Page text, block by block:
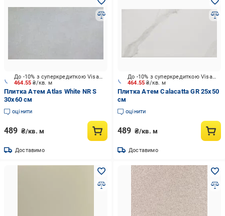
464.55₴/кв. м
До -10% з суперкредиткою Visa Вигода
Плитка Атем Atlas White NR S
30x60 см
оцінити
489 ₴/кв. м
Доставимо
464.55₴/кв. м
До -10% з суперкредиткою Visa Вигода
Плитка Атем Calacatta GR 25х50
см
оцінити
489 ₴/кв. м
Доставимо